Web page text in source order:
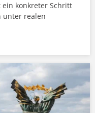
ein konkreter Schritt
unter realen